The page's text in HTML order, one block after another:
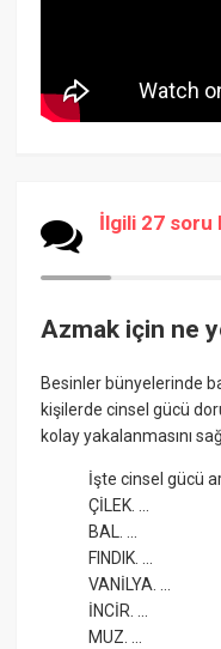
İlgili 27 soru
Azmak için ne
Besinler bünyelerinde
kişilerde cinsel gücü
kolay yakalanmasını
İşte cinsel gücü
ÇİLEK. ...
BAL. ...
FINDIK. ...
VANİLYA. ...
İNCİR. ...
MUZ. ...